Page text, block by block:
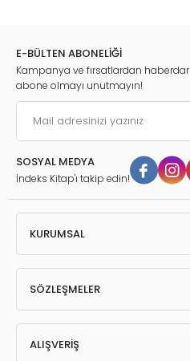
E-BÜLTEN ABONELİĞİ
Kampanya ve fırsatlardan
abone olmayı unutmayın!
SOSYAL MEDYA
İndeks Kitap'ı takip edin!
KURUMSAL
SÖZLEŞMELER
ALIŞVERİŞ